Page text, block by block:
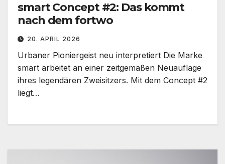
smart Concept #2: Das kommt
nach dem fortwo
20. APRIL 2026
Urbaner Pioniergeist neu interpretiert Die Marke
smart arbeitet an einer zeitgemäßen Neuauflage
ihres legendären Zweisitzers. Mit dem Concept #2
liegt…